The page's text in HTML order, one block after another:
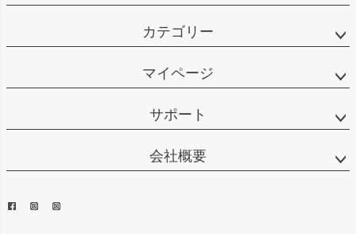
カテゴリー
マイページ
サポート
会社概要